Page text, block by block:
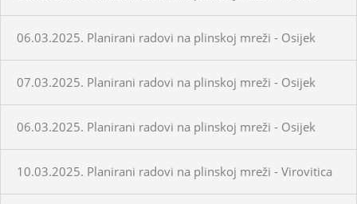
06.03.2025. Planirani radovi na plinskoj mreži - Osijek
07.03.2025. Planirani radovi na plinskoj mreži - Osijek
06.03.2025. Planirani radovi na plinskoj mreži - Osijek
10.03.2025. Planirani radovi na plinskoj mreži - Virovitica